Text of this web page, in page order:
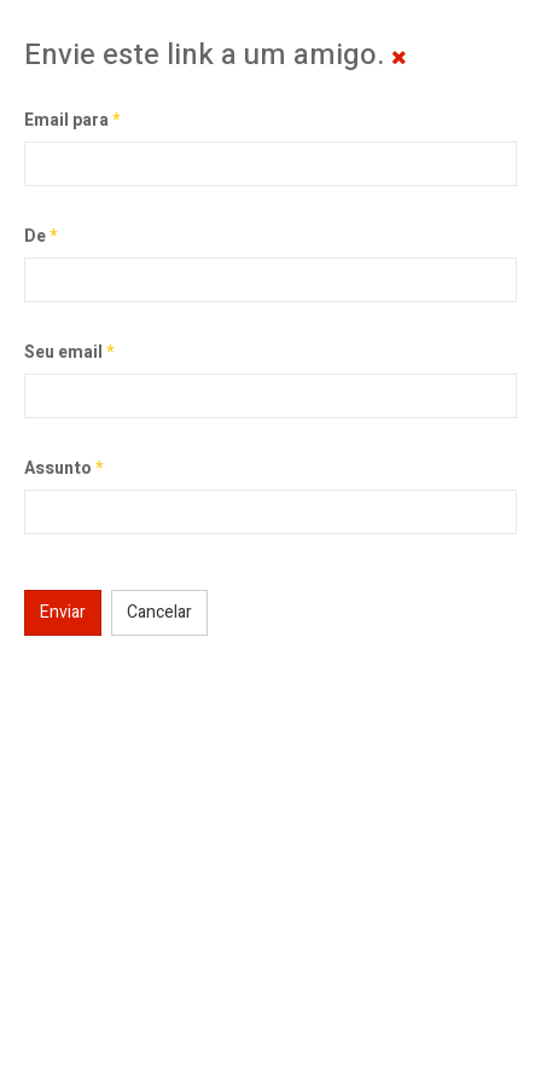
Envie este link a um amigo.
Email para*
De*
Seu email*
Assunto*
Enviar Cancelar